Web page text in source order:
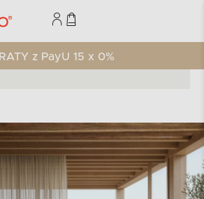
RATY z PayU 15 x 0%